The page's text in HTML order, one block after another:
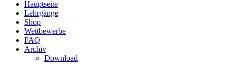
Hauptseite
Lehrgänge
Shop
Wettbewerbe
FAQ
Archiv
Download